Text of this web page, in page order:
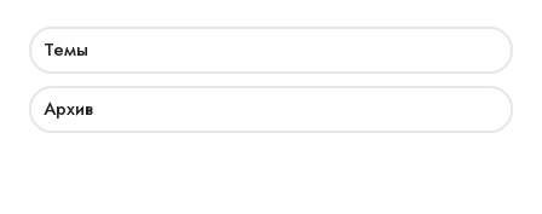
Темы
Архив